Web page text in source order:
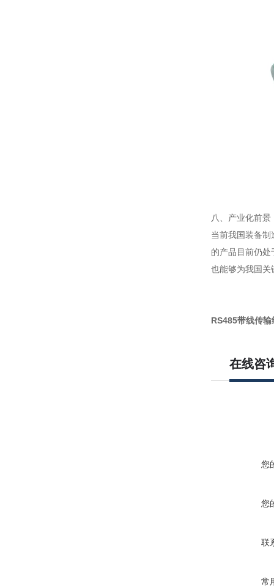
八、产业化前景
当前我国装备
的产品目前仍
也能够为我国关
RS485带线传
在线咨
您
您
联
常